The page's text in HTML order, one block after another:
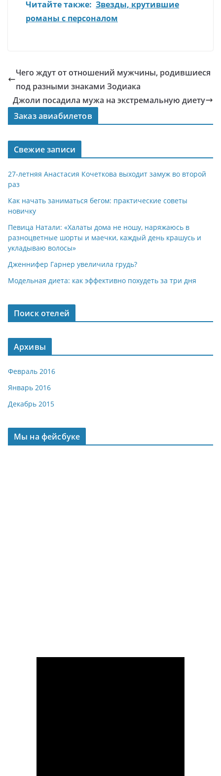
Читайте также: Звезды, крутившие
романы с персоналом
Чего ждут от отношений мужчины, родившиеся
под разными знаками Зодиака
Джоли посадила мужа на экстремальную диету
Заказ авиабилетов
Свежие записи
27-летняя Анастасия Кочеткова выходит замуж во второй
раз
Как начать заниматься бегом: практические советы
новичку
Певица Натали: «Халаты дома не ношу, наряжаюсь в
разноцветные шорты и маечки, каждый день крашусь и
укладываю волосы»
Дженнифер Гарнер увеличила грудь?
Модельная диета: как эффективно похудеть за три дня
Поиск отелей
Архивы
Февраль 2016
Январь 2016
Декабрь 2015
Мы на фейсбуке